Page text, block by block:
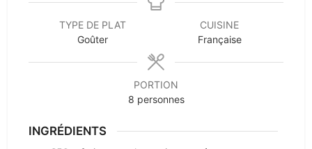
TYPE DE PLAT
Goûter
CUISINE
Française
PORTION
8 personnes
INGRÉDIENTS